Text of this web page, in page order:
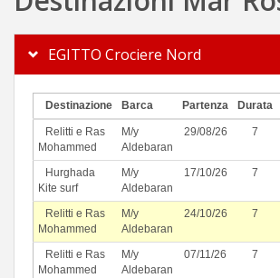
EGITTO Crociere Nord
Destinazione Barca Partenza Durata
Relitti e Ras
Mohammed
M/y
Aldebaran
29/08/26 7
Hurghada
Kite surf
M/y
Aldebaran
17/10/26 7
Relitti e Ras
Mohammed
M/y
Aldebaran
24/10/26 7
Relitti e Ras
Mohammed
M/y
Aldebaran
07/11/26 7